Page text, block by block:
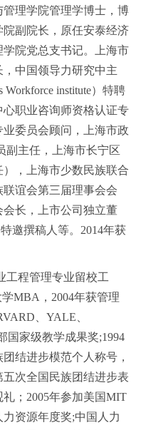
理学院管理学博士，博
副院长，原任安泰经济
院党总支书记。上海市
中国领导力研究中主
institute）特聘
职业咨询师资格认证专
委员会顾问，上海市政
副主任，上海市长宁区
，上海市少数民族联合
谊会第三届理事会会
长，上市公司独立董
邀撰稿人等。2014年获
工程管理专业留校工
MBA，2004年获管理
、YALE、
国家级教学成果奖;1994
结进步模范个人称号，
次全国民族团结进步表
；2005年参加美国MIT
资源年度奖;中国人力